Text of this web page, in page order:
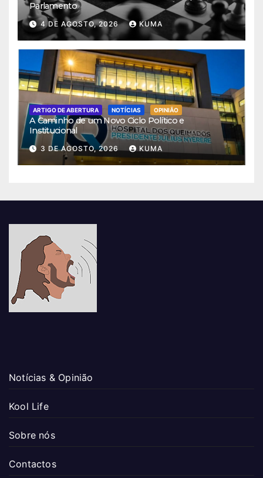
Parlamento
4 DE AGOSTO, 2026 KUMA
ARTIGO DE ABERTURA NOTÍCIAS OPINIÃO
A Caminho de um Novo Ciclo Político e
Institucional
3 DE AGOSTO, 2026 KUMA
Notícias & Opinião
Kool Life
Sobre nós
Contactos